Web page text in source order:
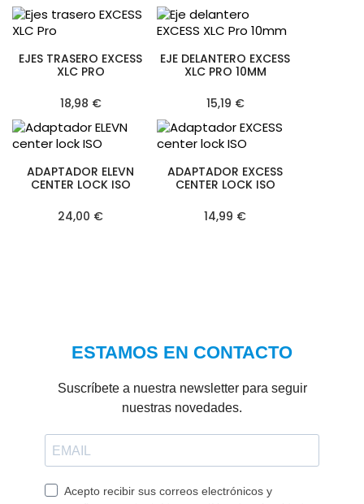
EJES TRASERO EXCESS
XLC PRO
18,98 €
EJE DELANTERO EXCESS
XLC PRO 10MM
15,19 €
ADAPTADOR ELEVN
CENTER LOCK ISO
24,00 €
ADAPTADOR EXCESS
CENTER LOCK ISO
14,99 €